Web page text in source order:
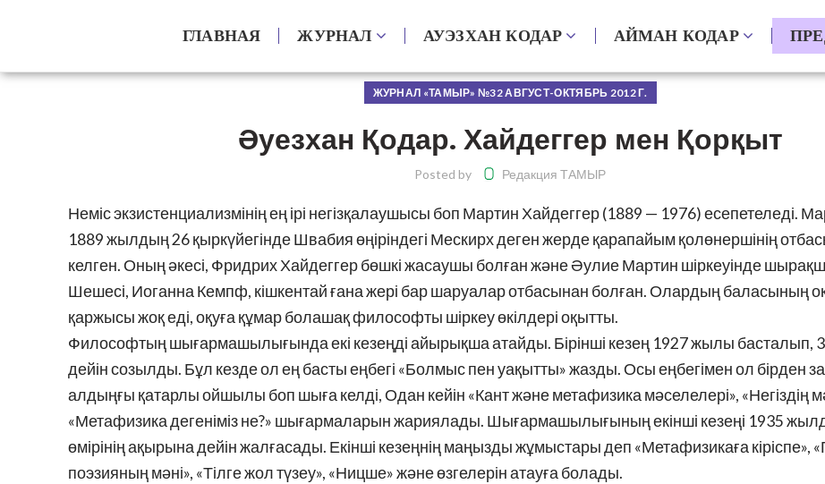
ГЛАВНАЯ ЖУРНАЛ АУЭЗХАН КОДАР АЙМАН КОДАР
ЖУРНАЛ «ТАМЫР» №32 АВГУСТ-ОКТЯБРЬ 2012 Г.
Әуезхан Қодар. Хайдеггер мен Қорқыт
Posted by Редакция ТАМЫР
Неміс экзистенциализмінің ең ірі негізқалаушысы боп Мартин Хайдеггер (1889 — 1976) есепетеледі.
1889 жылдың 26 қыркүйегінде Швабия өңіріндегі Мескирх деген жерде қарапайым қолөнершінің
келген. Оның әкесі, Фридрих Хайдеггер бөшкі жасаушы болған және Әулие Мартин шіркеуінде
Шешесі, Иоганна Кемпф, кішкентай ғана жері бар шаруалар отбасынан болған. Олардың баласының
қаржысы жоқ еді, оқуға құмар болашақ философты шіркеу өкілдері оқытты.
Философтың шығармашылығында екі кезеңді айырықша атайды. Бірінші кезең 1927 жылы басталып,
дейін созылды. Бұл кезде ол ең басты еңбегі «Болмыс пен уақытты» жазды. Осы еңбегімен ол бірден
алдыңғы қатарлы ойшылы боп шыға келді, Одан кейін «Кант және метафизика мәселелері», «Негіздің
«Метафизика дегеніміз не?» шығармаларын жариялады. Шығармашылығының екінші кезеңі 1935
өмірінің ақырына дейін жалғасады. Екінші кезеңнің маңызды жұмыстары деп «Метафизикаға кіріспе»,
поэзияның мәні», «Тілге жол түзеу», «Ницше» және өзгелерін атауға болады.